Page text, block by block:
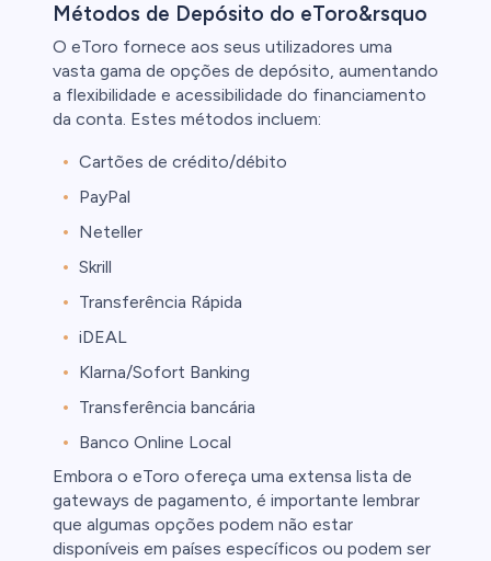
Métodos de Depósito do eToro&rsquo
O eToro fornece aos seus utilizadores uma
vasta gama de opções de depósito, aumentando
a flexibilidade e acessibilidade do financiamento
da conta. Estes métodos incluem:
Cartões de crédito/débito
PayPal
Neteller
Skrill
Transferência Rápida
iDEAL
Klarna/Sofort Banking
Transferência bancária
Banco Online Local
Embora o eToro ofereça uma extensa lista de
gateways de pagamento, é importante lembrar
que algumas opções podem não estar
disponíveis em países específicos ou podem ser